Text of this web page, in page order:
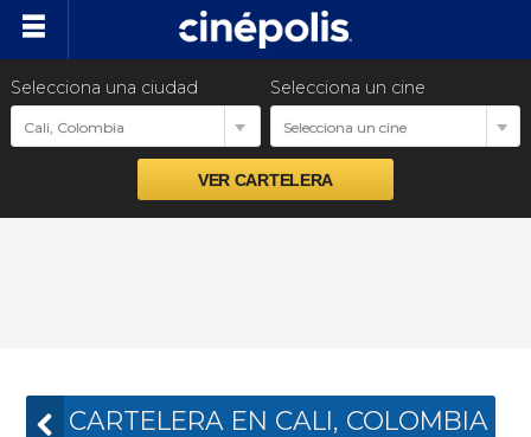
Selecciona una ciudad
Cali, Colombia
Selecciona un cine
Selecciona un cine
CARTELERA EN CALI, COLOMBIA